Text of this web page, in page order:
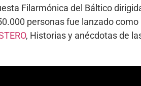
Filarmónica del Báltico
personas fue lanzado
, Historias y anécdotas de